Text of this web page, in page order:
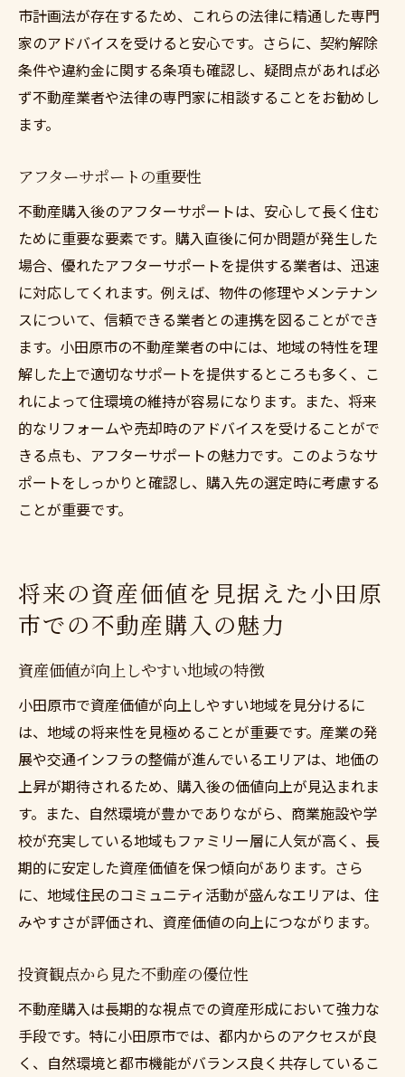
市計画法が存在するため、これらの法律に精通した専門
家のアドバイスを受けると安心です。さらに、契約解除
条件や違約金に関する条項も確認し、疑問点があれば必
ず不動産業者や法律の専門家に相談することをお勧めし
ます。
アフターサポートの重要性
不動産購入後のアフターサポートは、安心して長く住む
ために重要な要素です。購入直後に何か問題が発生した
場合、優れたアフターサポートを提供する業者は、迅速
に対応してくれます。例えば、物件の修理やメンテナン
スについて、信頼できる業者との連携を図ることができ
ます。小田原市の不動産業者の中には、地域の特性を理
解した上で適切なサポートを提供するところも多く、こ
れによって住環境の維持が容易になります。また、将来
的なリフォームや売却時のアドバイスを受けることがで
きる点も、アフターサポートの魅力です。このようなサ
ポートをしっかりと確認し、購入先の選定時に考慮する
ことが重要です。
将来の資産価値を見据えた小田原
市での不動産購入の魅力
資産価値が向上しやすい地域の特徴
小田原市で資産価値が向上しやすい地域を見分けるに
は、地域の将来性を見極めることが重要です。産業の発
展や交通インフラの整備が進んでいるエリアは、地価の
上昇が期待されるため、購入後の価値向上が見込まれま
す。また、自然環境が豊かでありながら、商業施設や学
校が充実している地域もファミリー層に人気が高く、長
期的に安定した資産価値を保つ傾向があります。さら
に、地域住民のコミュニティ活動が盛んなエリアは、住
みやすさが評価され、資産価値の向上につながります。
投資観点から見た不動産の優位性
不動産購入は長期的な視点での資産形成において強力な
手段です。特に小田原市では、都内からのアクセスが良
く、自然環境と都市機能がバランス良く共存しているこ